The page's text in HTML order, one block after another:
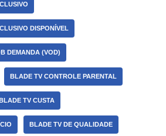
DISPONÍVEL
DEMANDA (VOD)
BLADE TV CONTROLE PARENTAL
TV CUSTA
BLADE TV DE QUALIDADE